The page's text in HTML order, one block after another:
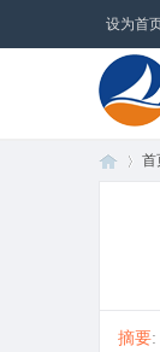
设为首
首
摘要